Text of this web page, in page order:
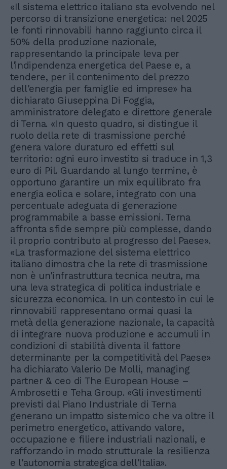
«Il sistema elettrico italiano sta evolvendo nel
percorso di transizione energetica: nel 2025
le fonti rinnovabili hanno raggiunto circa il
50% della produzione nazionale,
rappresentando la principale leva per
l'indipendenza energetica del Paese e, a
tendere, per il contenimento del prezzo
dell'energia per famiglie ed imprese» ha
dichiarato Giuseppina Di Foggia,
amministratore delegato e direttore generale
di Terna. «In questo quadro, si distingue il
ruolo della rete di trasmissione perché
genera valore duraturo ed effetti sul
territorio: ogni euro investito si traduce in 1,3
euro di Pil. Guardando al lungo termine, è
opportuno garantire un mix equilibrato fra
energia eolica e solare, integrato con una
percentuale adeguata di generazione
programmabile a basse emissioni. Terna
affronta sfide sempre più complesse, dando
il proprio contributo al progresso del Paese».
«La trasformazione del sistema elettrico
italiano dimostra che la rete di trasmissione
non è un'infrastruttura tecnica neutra, ma
una leva strategica di politica industriale e
sicurezza economica. In un contesto in cui le
rinnovabili rappresentano ormai quasi la
metà della generazione nazionale, la capacità
di integrare nuova produzione e accumuli in
condizioni di stabilità diventa il fattore
determinante per la competitività del Paese»
ha dichiarato Valerio De Molli, managing
partner & ceo di The European House –
Ambrosetti e Teha Group. «Gli investimenti
previsti dal Piano Industriale di Terna
generano un impatto sistemico che va oltre il
perimetro energetico, attivando valore,
occupazione e filiere industriali nazionali, e
rafforzando in modo strutturale la resilienza
e l'autonomia strategica dell'Italia».